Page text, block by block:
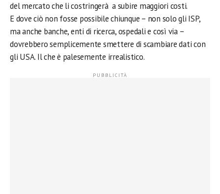
del mercato che li costringerà a subire maggiori costi.
E dove ciò non fosse possibile chiunque – non solo gli ISP,
ma anche banche, enti di ricerca, ospedali e così via –
dovrebbero semplicemente smettere di scambiare dati con
gli USA. Il che è palesemente irrealistico.